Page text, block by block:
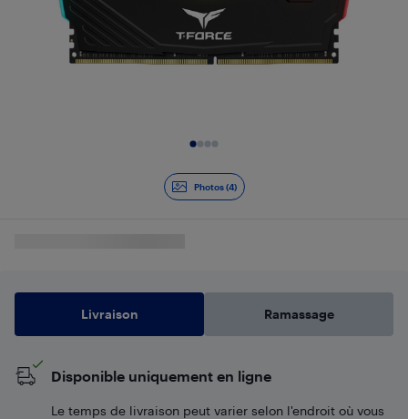
Photos (4)
Livraison Ramassage
Disponible uniquement en ligne
Le temps de livraison peut varier selon l'endroit où vous